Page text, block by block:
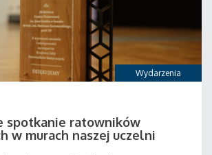
Wydarzenia
spotkanie ratowników
w murach naszej uczelni